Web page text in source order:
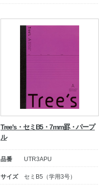
Tree's・セミB5・7mm罫・パープ
ル
品番 UTR3APU
サイズ セミB5（学用3号）